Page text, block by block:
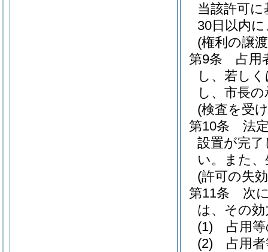
当該許可
30日以内
(権利の譲
第9条
占用
し、若し
し、市長
(検査を受
第10条
法
設置が完
い。
また
(許可の失
第11条
次
は、その
(1)
占用
(2)
占用